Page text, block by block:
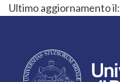
Ultimo aggiornamento il: